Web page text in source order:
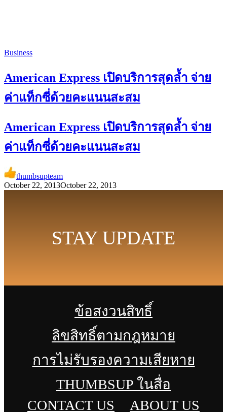
Business
American Express เปิดบริการสุดล้ำ จ่าย
ค่าแท็กซี่ด้วยคะแนนสะสม
American Express เปิดบริการสุดล้ำ จ่าย
ค่าแท็กซี่ด้วยคะแนนสะสม
thumbsupteam
October 22, 2013October 22, 2013
STAY UPDATE
ข้อสงวนสิทธิ์
ลิขสิทธิ์ตามกฎหมาย
การไม่รับรองความเสียหาย
THUMBSUP ในสื่อ
CONTACT US
ABOUT US